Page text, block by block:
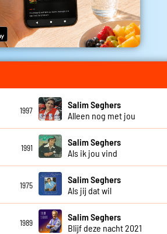
1997
Salim Seghers
Alleen nog met jou
1991
Salim Seghers
Als ik jou vind
1975
Salim Seghers
Als jij dat wil
1989
Salim Seghers
Blijf deze nacht 2021